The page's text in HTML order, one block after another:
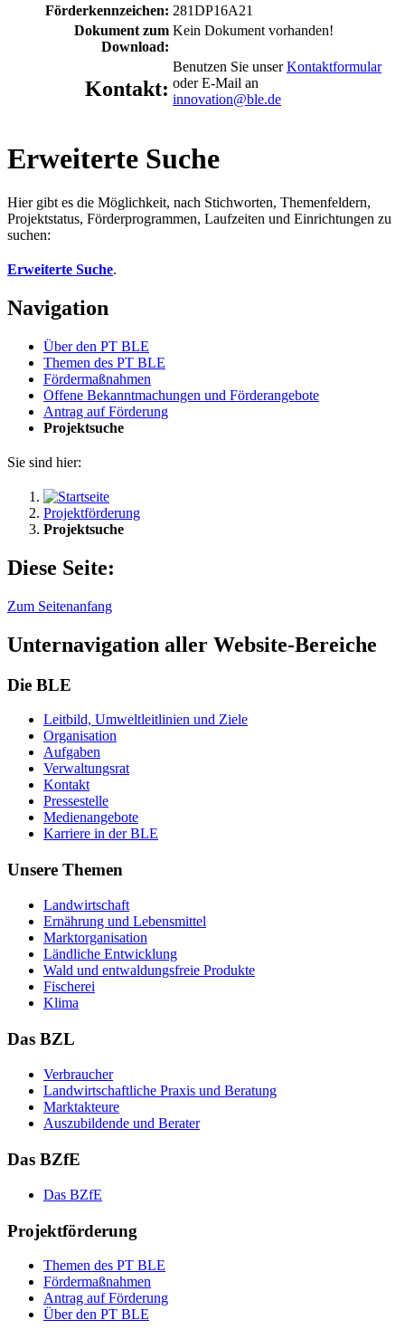
Förderkennzeichen: 281DP16A21
Dokument zum
Download:
Kein Dokument vorhanden!
Kontakt:
Benutzen Sie unserKontaktformular
oder E-Mail an
innovation@ble.de
Erweiterte Suche
Hier gibt es die Möglichkeit, nach Stichworten, Themenfeldern,
Projektstatus, Förderprogrammen, Laufzeiten und Einrichtungen zu
suchen:
Erweiterte Suche.
Navigation
Über den PT BLE
The­men des PT BLE
För­der­maß­nah­men
Of­fe­ne Be­kannt­ma­chun­gen und För­der­an­ge­bo­te
An­trag auf För­de­rung
Pro­jekt­su­che
Sie sind hier:
Projektförderung
Projektsuche
Diese Seite:
Zum Seitenanfang
Unternavigation aller Website-Bereiche
Die BLE
Leit­bild, Um­welt­leit­li­ni­en und Zie­le
Or­ga­ni­sa­ti­on
Auf­ga­ben
Ver­wal­tungs­rat
Kon­takt
Pres­se­stel­le
Me­di­en­an­ge­bo­te
Kar­rie­re in der BLE
Unsere Themen
Land­wirt­schaft
Er­näh­rung und Le­bens­mit­tel
Markt­or­ga­ni­sa­ti­on
Länd­li­che Ent­wick­lung
Wald und ent­wal­dungs­freie Pro­duk­te
Fi­sche­rei
Kli­ma
Das BZL
Ver­brau­cher
Land­wirtschaft­liche Pra­xis und Be­ra­tung
Mark­tak­teu­re
Aus­zu­bil­den­de und Be­ra­ter
Das BZfE
Das BZ­fE
Projektförderung
The­men des PT BLE
För­der­maß­nah­men
An­trag auf För­de­rung
Über den PT BLE